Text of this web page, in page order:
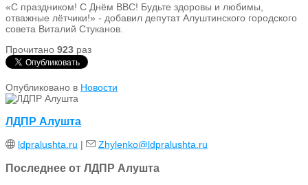
«С праздником! С Днём ВВС! Будьте здоровы и любимы,
отважные лётчики!» - добавил депутат Алуштинского городского
совета Виталий Стуканов.
Прочитано 923 раз
Опубликовано в Новости
ЛДПР Алушта
ldpralushta.ru | Zhylenko@ldpralushta.ru
Последнее от ЛДПР Алушта